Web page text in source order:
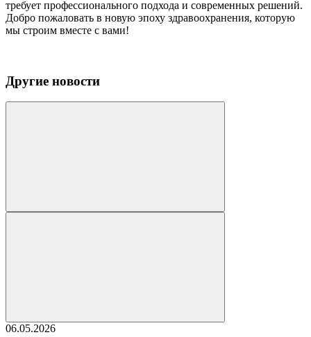
требует профессионального подхода и современных решений.
Добро пожаловать в новую эпоху здравоохранения, которую
мы строим вместе с вами!
Другие новости
06.05.2026